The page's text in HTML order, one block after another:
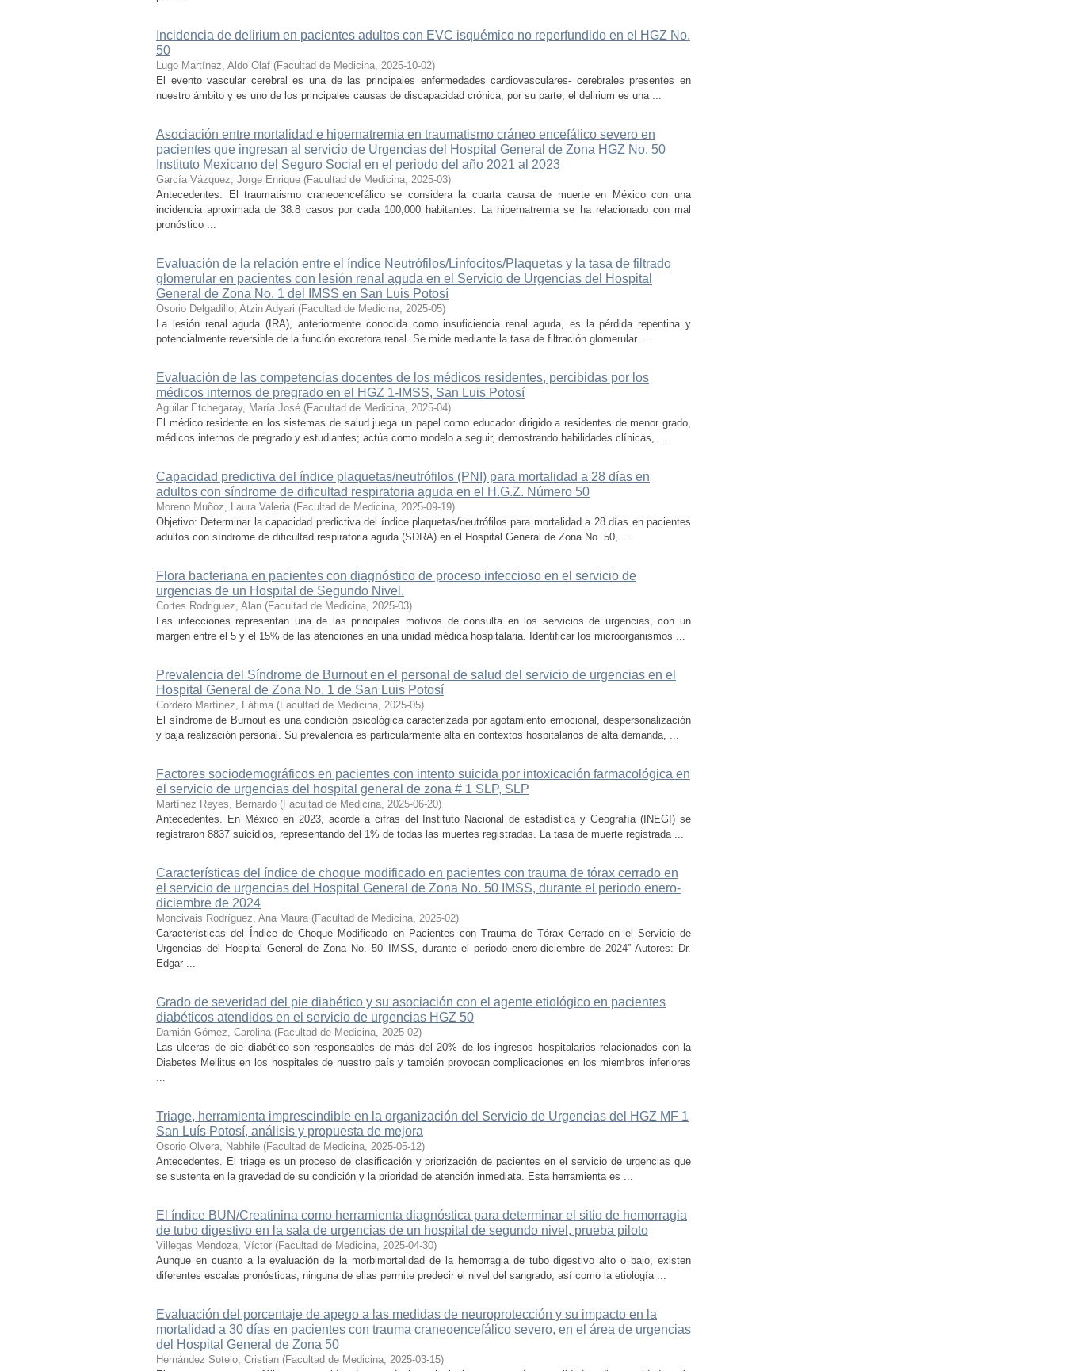
Incidencia de delirium en pacientes adultos con EVC isquémico no reperfundido en el HGZ No.
50
Lugo Martínez, Aldo Olaf (Facultad de Medicina, 2025-10-02)
El evento vascular cerebral es una de las principales enfermedades cardiovasculares- cerebrales presentes en
nuestro ámbito y es uno de los principales causas de discapacidad crónica; por su parte, el delirium es una ...
Asociación entre mortalidad e hipernatremia en traumatismo cráneo encefálico severo en
pacientes que ingresan al servicio de Urgencias del Hospital General de Zona HGZ No. 50
Instituto Mexicano del Seguro Social en el periodo del año 2021 al 2023
García Vázquez, Jorge Enrique (Facultad de Medicina, 2025-03)
Antecedentes. El traumatismo craneoencefálico se considera la cuarta causa de muerte en México con una
incidencia aproximada de 38.8 casos por cada 100,000 habitantes. La hipernatremia se ha relacionado con mal
pronóstico ...
Evaluación de la relación entre el índice Neutrófilos/Linfocitos/Plaquetas y la tasa de filtrado
glomerular en pacientes con lesión renal aguda en el Servicio de Urgencias del Hospital
General de Zona No. 1 del IMSS en San Luis Potosí
Osorio Delgadillo, Atzin Adyari (Facultad de Medicina, 2025-05)
La lesión renal aguda (IRA), anteriormente conocida como insuficiencia renal aguda, es la pérdida repentina y
potencialmente reversible de la función excretora renal. Se mide mediante la tasa de filtración glomerular ...
Evaluación de las competencias docentes de los médicos residentes, percibidas por los
médicos internos de pregrado en el HGZ 1-IMSS, San Luis Potosí
Aguilar Etchegaray, María José (Facultad de Medicina, 2025-04)
El médico residente en los sistemas de salud juega un papel como educador dirigido a residentes de menor grado,
médicos internos de pregrado y estudiantes; actúa como modelo a seguir, demostrando habilidades clínicas, ...
Capacidad predictiva del índice plaquetas/neutrófilos (PNI) para mortalidad a 28 días en
adultos con síndrome de dificultad respiratoria aguda en el H.G.Z. Número 50
Moreno Muñoz, Laura Valeria (Facultad de Medicina, 2025-09-19)
Objetivo: Determinar la capacidad predictiva del índice plaquetas/neutrófilos para mortalidad a 28 días en pacientes
adultos con síndrome de dificultad respiratoria aguda (SDRA) en el Hospital General de Zona No. 50, ...
Flora bacteriana en pacientes con diagnóstico de proceso infeccioso en el servicio de
urgencias de un Hospital de Segundo Nivel.
Cortes Rodriguez, Alan (Facultad de Medicina, 2025-03)
Las infecciones representan una de las principales motivos de consulta en los servicios de urgencias, con un
margen entre el 5 y el 15% de las atenciones en una unidad médica hospitalaria. Identificar los microorganismos ...
Prevalencia del Síndrome de Burnout en el personal de salud del servicio de urgencias en el
Hospital General de Zona No. 1 de San Luis Potosí
Cordero Martínez, Fátima (Facultad de Medicina, 2025-05)
El síndrome de Burnout es una condición psicológica caracterizada por agotamiento emocional, despersonalización
y baja realización personal. Su prevalencia es particularmente alta en contextos hospitalarios de alta demanda, ...
Factores sociodemográficos en pacientes con intento suicida por intoxicación farmacológica en
el servicio de urgencias del hospital general de zona # 1 SLP, SLP
Martínez Reyes, Bernardo (Facultad de Medicina, 2025-06-20)
Antecedentes. En México en 2023, acorde a cifras del Instituto Nacional de estadística y Geografía (INEGI) se
registraron 8837 suicidios, representando del 1% de todas las muertes registradas. La tasa de muerte registrada ...
Características del índice de choque modificado en pacientes con trauma de tórax cerrado en
el servicio de urgencias del Hospital General de Zona No. 50 IMSS, durante el periodo enero-
diciembre de 2024
Moncivais Rodríguez, Ana Maura (Facultad de Medicina, 2025-02)
Características del Índice de Choque Modificado en Pacientes con Trauma de Tórax Cerrado en el Servicio de
Urgencias del Hospital General de Zona No. 50 IMSS, durante el periodo enero-diciembre de 2024” Autores: Dr.
Edgar ...
Grado de severidad del pie diabético y su asociación con el agente etiológico en pacientes
diabéticos atendidos en el servicio de urgencias HGZ 50
Damián Gómez, Carolina (Facultad de Medicina, 2025-02)
Las ulceras de pie diabético son responsables de más del 20% de los ingresos hospitalarios relacionados con la
Diabetes Mellitus en los hospitales de nuestro país y también provocan complicaciones en los miembros inferiores
...
Triage, herramienta imprescindible en la organización del Servicio de Urgencias del HGZ MF 1
San Luís Potosí, análisis y propuesta de mejora
Osorio Olvera, Nabhile (Facultad de Medicina, 2025-05-12)
Antecedentes. El triage es un proceso de clasificación y priorización de pacientes en el servicio de urgencias que
se sustenta en la gravedad de su condición y la prioridad de atención inmediata. Esta herramienta es ...
El índice BUN/Creatinina como herramienta diagnóstica para determinar el sitio de hemorragia
de tubo digestivo en la sala de urgencias de un hospital de segundo nivel, prueba piloto
Villegas Mendoza, Víctor (Facultad de Medicina, 2025-04-30)
Aunque en cuanto a la evaluación de la morbimortalidad de la hemorragia de tubo digestivo alto o bajo, existen
diferentes escalas pronósticas, ninguna de ellas permite predecir el nivel del sangrado, así como la etiología ...
Evaluación del porcentaje de apego a las medidas de neuroprotección y su impacto en la
mortalidad a 30 días en pacientes con trauma craneoencefálico severo, en el área de urgencias
del Hospital General de Zona 50
Hernández Sotelo, Cristian (Facultad de Medicina, 2025-03-15)